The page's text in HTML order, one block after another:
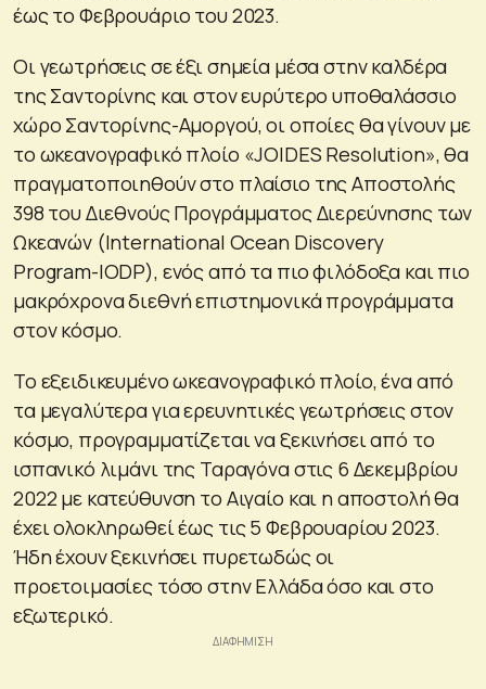
έως το Φεβρουάριο του 2023.
Οι γεωτρήσεις σε έξι σημεία μέσα στην καλδέρα
της Σαντορίνης και στον ευρύτερο υποθαλάσσιο
χώρο Σαντορίνης-Αμοργού, οι οποίες θα γίνουν με
το ωκεανογραφικό πλοίο «JOIDES Resolution», θα
πραγματοποιηθούν στο πλαίσιο της Αποστολής
398 του Διεθνούς Προγράμματος Διερεύνησης των
Ωκεανών (International Ocean Discovery
Program-IODP), ενός από τα πιο φιλόδοξα και πιο
μακρόχρονα διεθνή επιστημονικά προγράμματα
στον κόσμο.
Το εξειδικευμένο ωκεανογραφικό πλοίο, ένα από
τα μεγαλύτερα για ερευνητικές γεωτρήσεις στον
κόσμο, προγραμματίζεται να ξεκινήσει από το
ισπανικό λιμάνι της Ταραγόνα στις 6 Δεκεμβρίου
2022 με κατεύθυνση το Αιγαίο και η αποστολή θα
έχει ολοκληρωθεί έως τις 5 Φεβρουαρίου 2023.
Ήδη έχουν ξεκινήσει πυρετωδώς οι
προετοιμασίες τόσο στην Ελλάδα όσο και στο
εξωτερικό.